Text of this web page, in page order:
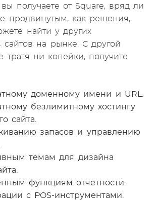
получаете от Square, вряд ли
продвинутым, как решения,
найти у других
сайтов на рынке. С другой
тратя ни копейки, получите
доменному имени и URL.
безлимитному хостингу
сайта.
запасов и управлению
темам для дизайна
функциям отчетности.
с POS-инструментами.